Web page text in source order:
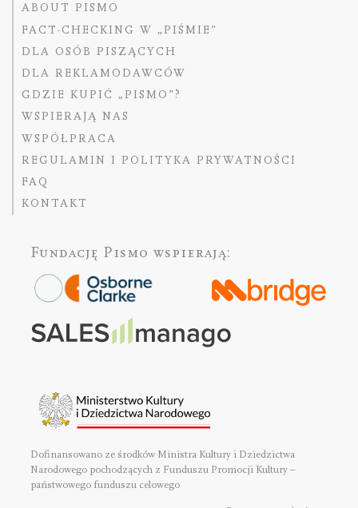
ABOUT PISMO
FACT-CHECKING W „PIŚMIE”
DLA OSÓB PISZĄCYCH
DLA REKLAMODAWCÓW
GDZIE KUPIĆ „PISMO”?
WSPIERAJĄ NAS
WSPÓŁPRACA
REGULAMIN I POLITYKA PRYWATNOŚCI
FAQ
KONTAKT
Fundację Pismo wspierają:
Dofinansowano ze środków Ministra Kultury i Dziedzictwa
Narodowego pochodzących z Funduszu Promocji Kultury –
państwowego funduszu celowego